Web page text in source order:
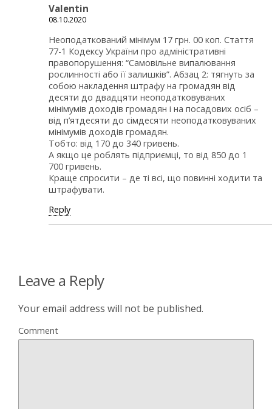
Valentin
08.10.2020
Неоподаткований мінімум 17 грн. 00 коп. Стаття
77-1 Кодексу України про адміністративні
правопорушення: “Самовільне випалювання
рослинності або її залишків”. Абзац 2: тягнуть за
собою накладення штрафу на громадян від
десяти до двадцяти неоподатковуваних
мінімумів доходів громадян і на посадових осіб –
від п’ятдесяти до сімдесяти неоподатковуваних
мінімумів доходів громадян.
Тобто: від 170 до 340 гривень.
А якщо це роблять підприємці, то від 850 до 1
700 гривень.
Краще спросити – де ті всі, що повинні ходити та
штрафувати.
Reply
Leave a Reply
Your email address will not be published.
Comment